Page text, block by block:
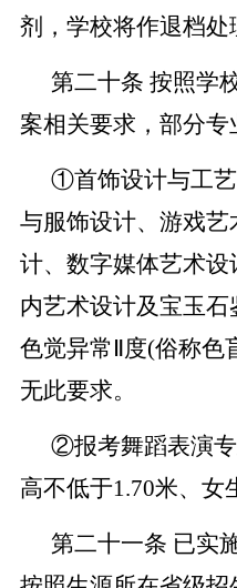
剂，学校将作退档处
第二十条 按照学
案相关要求，部分专
①首饰设计与工
与服饰设计、游戏
计、数字媒体艺术
内艺术设计及宝玉
色觉异常 Ⅱ度(俗称色
无此要求。
②报考舞蹈表演
高不低于1.70米、女
第二十一条 已实